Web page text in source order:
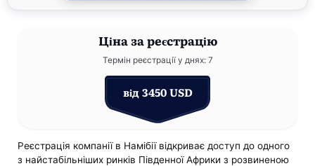
Ціназа реєстрацію
Термін реєстрації у днях: 7
від 3450 USD
Реєстрація компанії в Намібії відкриває доступ до одного
з найстабільніших ринків Південної Африки з розвиненою